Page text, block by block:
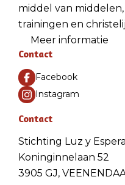
middel van
trainingen en
Meer informatie
Contact
Facebook
Instagram
Contact
Stichting Luz y
Koninginnelaan 52
3905 GJ,